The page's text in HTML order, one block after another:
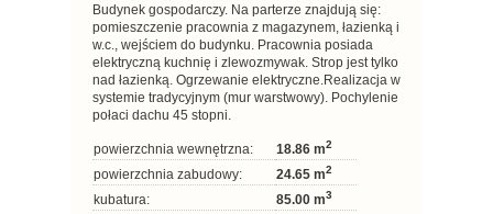
Budynek gospodarczy. Na parterze znajdują się:
pomieszczenie pracownia z magazynem, łazienką i
w.c., wejściem do budynku. Pracownia posiada
elektryczną kuchnię i zlewozmywak. Strop jest tylko
nad łazienką. Ogrzewanie elektryczne.Realizacja w
systemie tradycyjnym (mur warstwowy). Pochylenie
połaci dachu 45 stopni.
powierzchnia wewnętrzna: 18.86 m2
powierzchnia zabudowy: 24.65 m2
kubatura: 85.00 m3